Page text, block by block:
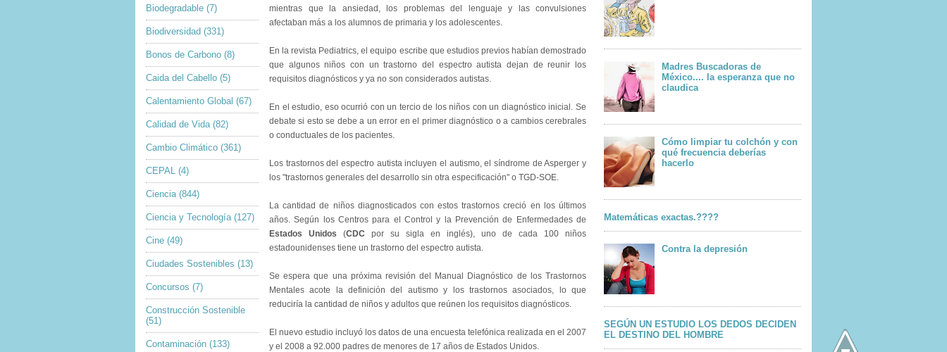
Biodegradable (7)
Biodiversidad (331)
Bonos de Carbono (8)
Caida del Cabello (5)
Calentamiento Global (67)
Calidad de Vida (82)
Cambio Climático (361)
CEPAL (4)
Ciencia (844)
Ciencia y Tecnología (127)
Cine (49)
Ciudades Sostenibles (13)
Concursos (7)
Construcción Sostenible
(51)
Contaminación (133)
mientras que la ansiedad, los problemas del lenguaje y las convulsiones
afectaban más a los alumnos de primaria y los adolescentes.
En la revista Pediatrics, el equipo escribe que estudios previos habían demostrado
que algunos niños con un trastorno del espectro autista dejan de reunir los
requisitos diagnósticos y ya no son considerados autistas.
En el estudio, eso ocurrió con un tercio de los niños con un diagnóstico inicial. Se
debate si esto se debe a un error en el primer diagnóstico o a cambios cerebrales
o conductuales de los pacientes.
Los trastornos del espectro autista incluyen el autismo, el síndrome de Asperger y
los "trastornos generales del desarrollo sin otra especificación" o TGD-SOE.
La cantidad de niños diagnosticados con estos trastornos creció en los últimos
años. Según los Centros para el Control y la Prevención de Enfermedades de
Estados Unidos (CDC por su sigla en inglés), uno de cada 100 niños
estadounidenses tiene un trastorno del espectro autista.
Se espera que una próxima revisión del Manual Diagnóstico de los Trastornos
Mentales acote la definición del autismo y los trastornos asociados, lo que
reduciría la cantidad de niños y adultos que reúnen los requisitos diagnósticos.
El nuevo estudio incluyó los datos de una encuesta telefónica realizada en el 2007
y el 2008 a 92.000 padres de menores de 17 años de Estados Unidos.
Madres Buscadoras de
México.... la esperanza que no
claudica
Cómo limpiar tu colchón y con
qué frecuencia deberías
hacerlo
Matemáticas exactas.????
Contra la depresión
SEGÚN UN ESTUDIO LOS DEDOS DECIDEN
EL DESTINO DEL HOMBRE